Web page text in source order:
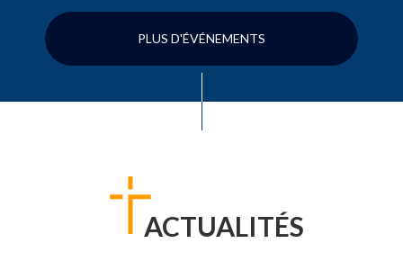
PLUS D'ÉVÉNEMENTS
ACTUALITÉS